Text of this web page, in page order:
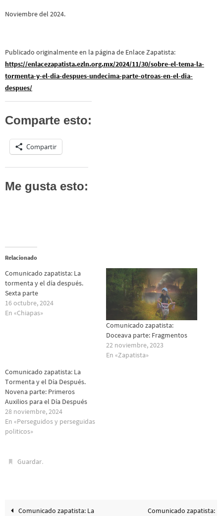
Noviembre del 2024.
Publicado originalmente en la página de Enlace Zapatista:
https://enlacezapatista.ezln.org.mx/2024/11/30/sobre-el-tema-la-
tormenta-y-el-dia-despues-undecima-parte-otroas-en-el-dia-
despues/
Comparte esto:
Compartir
Me gusta esto:
Relacionado
Comunicado zapatista: La
tormenta y el día después.
Sexta parte
16 octubre, 2024
En «Chiapas»
Comunicado zapatista:
Doceava parte: Fragmentos
22 noviembre, 2023
En «Zapatista»
Comunicado zapatista: La
Tormenta y el Día Después.
Novena parte: Primeros
Auxilios para el Día Después
28 noviembre, 2024
En «Perseguidos y perseguidas
politicos»
Guardar.
Comunicado zapatista: La
Comunicado zapatista: